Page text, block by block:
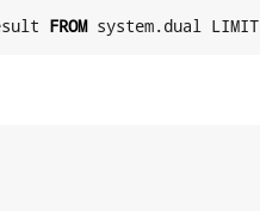
FROM system.dual LIMIT